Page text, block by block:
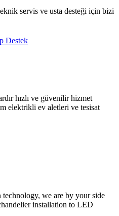
servis ve usta desteği için bizi
Destek
hızlı ve güvenilir hizmet
elektrikli ev aletleri ve tesisat
we are by your side
installation to LED